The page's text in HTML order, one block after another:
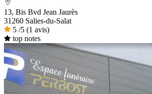
13, Bis Bvd Jean Jaurès
31260 Salies-du-Salat
5 /5 (1 avis)
top notes